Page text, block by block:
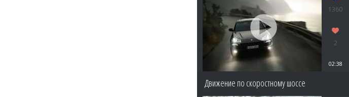
1360
2
02:38
Движение по скоростному шоссе